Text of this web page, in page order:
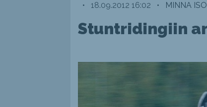
• 18.09.2012 16:02 • MINNA
Stuntridingiin